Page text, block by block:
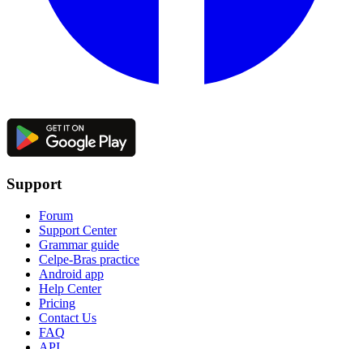
Support
Forum
Support Center
Grammar guide
Celpe-Bras practice
Android app
Help Center
Pricing
Contact Us
FAQ